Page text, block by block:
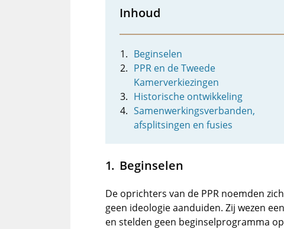
Inhoud
Beginselen
PPR en de Tweede
Kamerverkiezingen
Historische ontwikkeling
Samenwerkingsverbanden,
afsplitsingen en fusies
Beginselen
De oprichters van de PPR noemden
geen ideologie aanduiden. Zij wezen
en stelden geen beginselprogramma